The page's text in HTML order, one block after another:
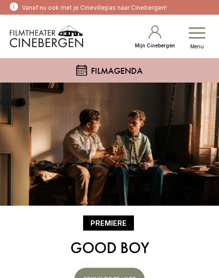
Vanaf nu ook met je Cinevillepas naar Cinebergen!
Mijn Cinebergen Menu
FILMAGENDA
PREMIERE
GOOD BOY